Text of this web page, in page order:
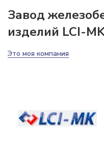
Завод
изделий LCI-
Это моя компания